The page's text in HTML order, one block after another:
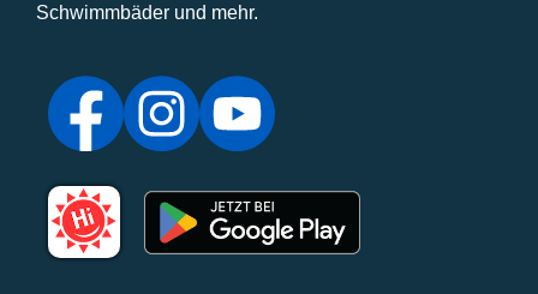
Schwimmbäder und mehr.